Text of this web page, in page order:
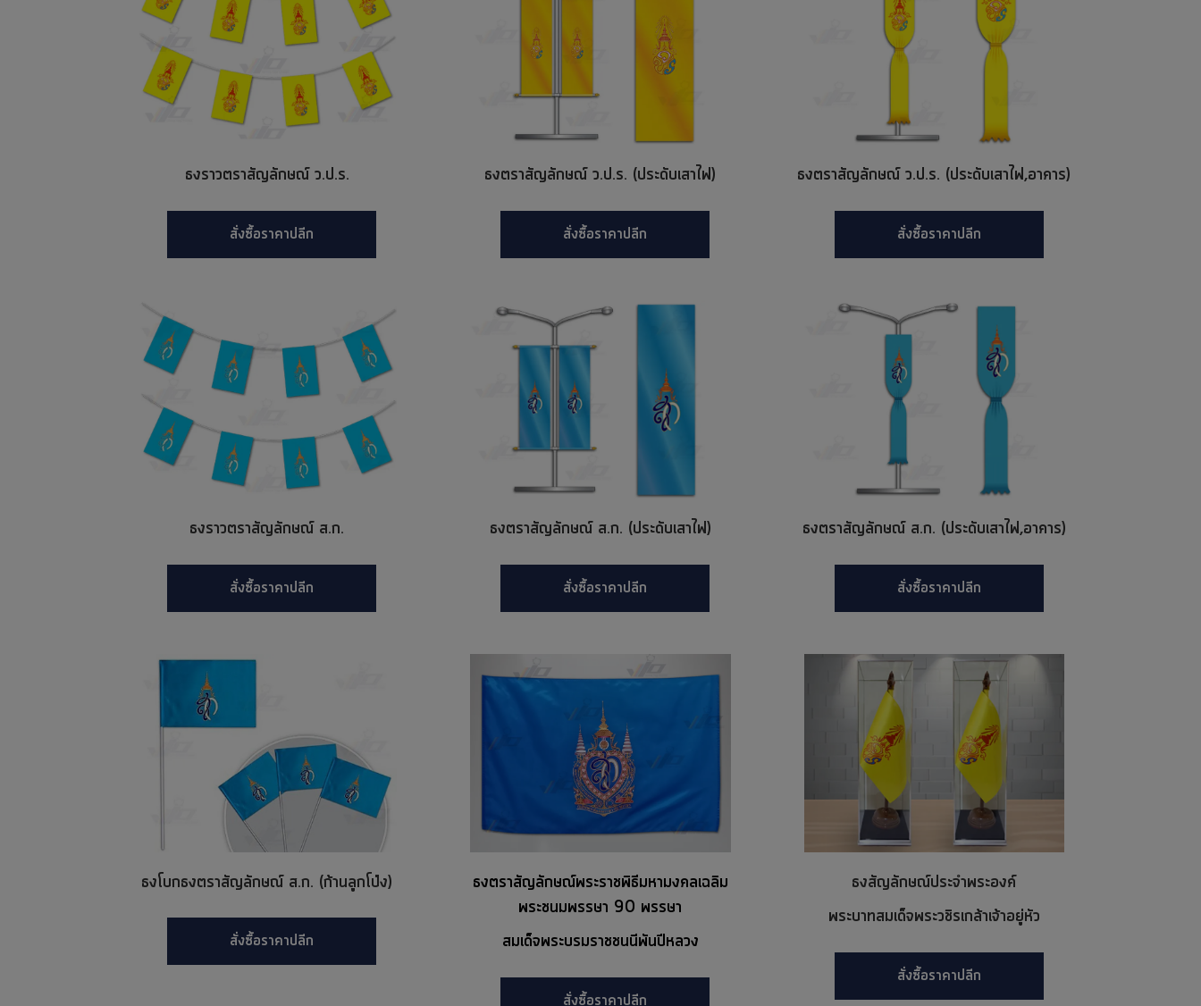
ธงราวตราสัญลักษณ์ ว.ป.ร.
สั่งซื้อราคาปลีก
ธงตราสัญลักษณ์ ว.ป.ร. (ประดับเสาไฟ)
สั่งซื้อราคาปลีก
ธงตราสัญลักษณ์ ว.ป.ร. (ประดับเสาไฟ,อาคาร)
สั่งซื้อราคาปลีก
ธงราวตราสัญลักษณ์ ส.ก.
สั่งซื้อราคาปลีก
ธงตราสัญลักษณ์ ส.ก. (ประดับเสาไฟ)
สั่งซื้อราคาปลีก
ธงตราสัญลักษณ์ ส.ก. (ประดับเสาไฟ,อาคาร)
สั่งซื้อราคาปลีก
ธงโบกธงตราสัญลักษณ์ ส.ก. (ก้านลูกโป่ง)
สั่งซื้อราคาปลีก
ธงตราสัญลักษณ์พระราชพิธีมหามงคลเฉลิม
พระชนมพรรษา 90 พรรษา
สมเด็จพระบรมราชชนนีพันปีหลวง
สั่งซื้อราคาปลีก
ธงสัญลักษณ์ประจำพระองค์
พระบาทสมเด็จพระวชิรเกล้าเจ้าอยู่หัว
สั่งซื้อราคาปลีก